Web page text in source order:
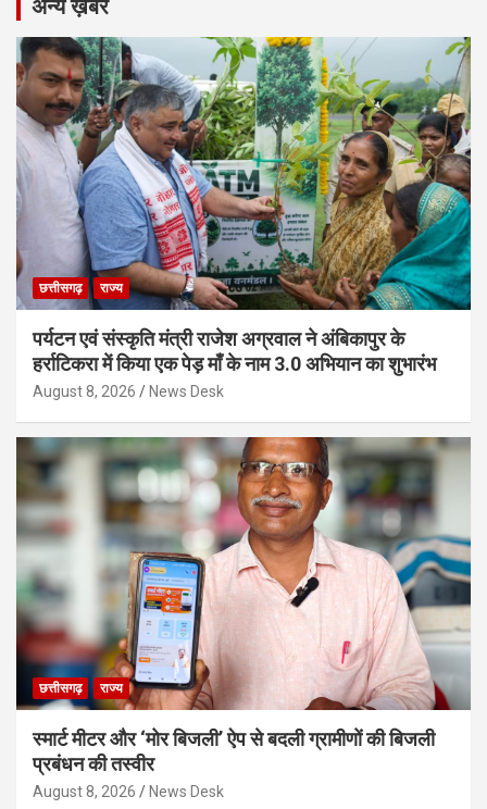
अन्य ख़बरें
छत्तीसगढ़ राज्य
पर्यटन एवं संस्कृति मंत्री राजेश अग्रवाल ने अंबिकापुर के
हर्राटिकरा में किया एक पेड़ माँ के नाम 3.0 अभियान का शुभारंभ
August 8, 2026 News Desk
छत्तीसगढ़ राज्य
स्मार्ट मीटर और ‘मोर बिजली’ ऐप से बदली ग्रामीणों की बिजली
प्रबंधन की तस्वीर
August 8, 2026 News Desk